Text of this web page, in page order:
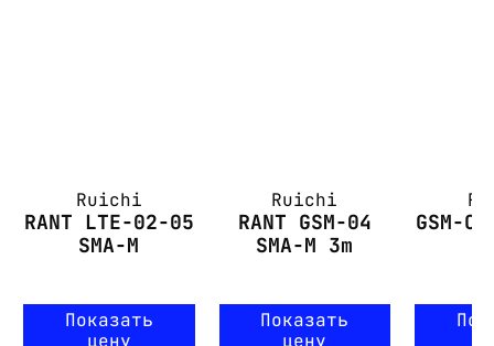
Ruichi
RANT LTE-02-05
SMA-M
Показать
цену
Ruichi
RANT GSM-04
SMA-M 3m
Показать
цену
GSM-